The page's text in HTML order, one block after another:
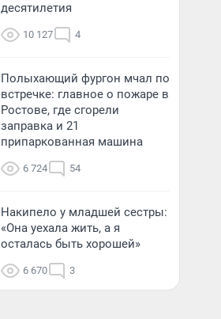
десятилетия
10 127 4
Полыхающий фургон мчал по
встречке: главное о пожаре в
Ростове, где сгорели
заправка и 21
припаркованная машина
6 724 54
Накипело у младшей сестры:
«Она уехала жить, а я
осталась быть хорошей»
6 670 3